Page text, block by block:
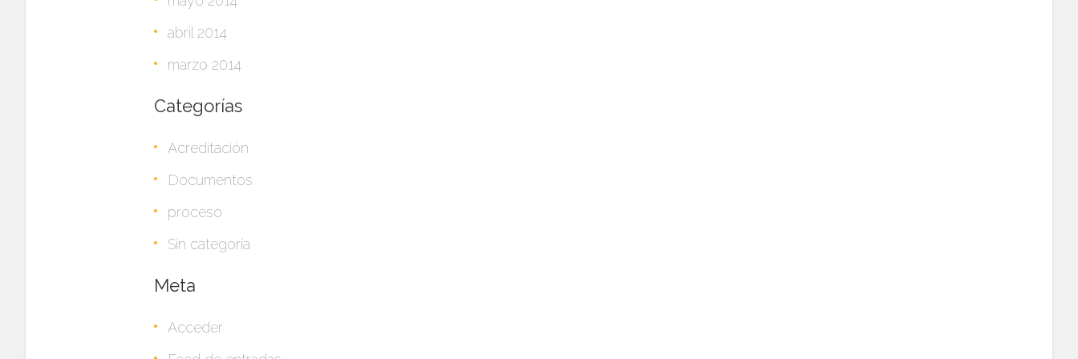
abril 2014
marzo 2014
Categorías
Acreditación
Documentos
proceso
Sin categoría
Meta
Acceder